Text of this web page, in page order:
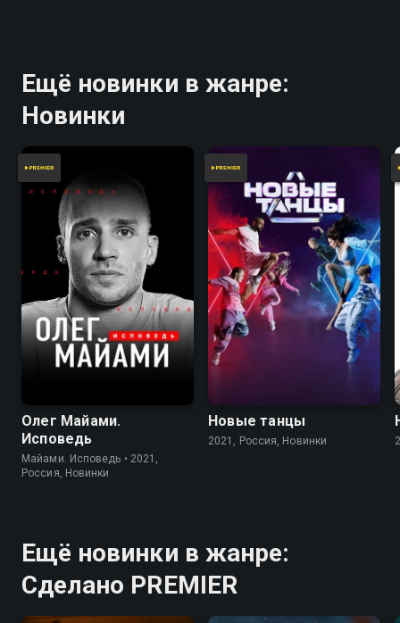
Ещё новинки в жанре:
Новинки
Олег Майами.
Исповедь
Майами. Исповедь • 2021,
Россия, Новинки
Новые танцы
2021, Россия, Новинки
Ещё новинки в жанре:
Сделано PREMIER